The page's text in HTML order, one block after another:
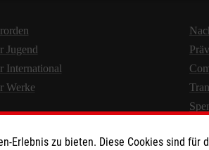
Jugend
International
Werke
Erlebnis zu bieten. Diese Cookies sind